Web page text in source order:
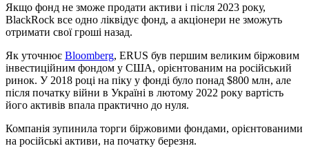
Якщо фонд не зможе продати активи і після 2023 року,
BlackRock все одно ліквідує фонд, а акціонери не зможуть
отримати свої гроші назад.
Як уточнює Bloomberg, ERUS був першим великим біржовим
інвестиційним фондом у США, орієнтованим на російський
ринок. У 2018 році на піку у фонді було понад $800 млн, але
після початку війни в Україні в лютому 2022 року вартість
його активів впала практично до нуля.
Компанія зупинила торги біржовими фондами, орієнтованими
на російські активи, на початку березня.